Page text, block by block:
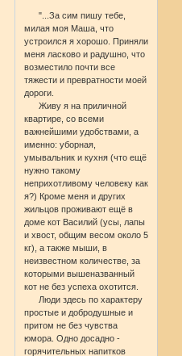
"...За сим пишу тебе,
милая моя Маша, что
устроился я хорошо. Приняли
меня ласково и радушно, что
возместило почти все
тяжести и превратности моей
дороги.
Живу я на приличной
квартире, со всеми
важнейшими удобствами, а
именно: уборная,
умывальник и кухня (что ещё
нужно такому
неприхотливому человеку как
я?) Кроме меня и других
жильцов проживают ещё в
доме кот Василий (усы, лапы
и хвост, общим весом около 5
кг), а также мыши, в
неизвестном количестве, за
которыми вышеназванный
кот не без успеха охотится.
Люди здесь по характеру
простые и добродушные и
притом не без чувства
юмора. Одно досадно -
горячительных напитков